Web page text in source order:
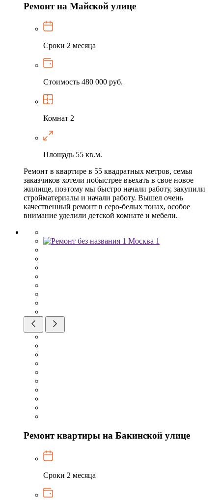
Ремонт на Майской улице
Сроки 2 месяца
Стоимость 480 000 руб.
Комнат 2
Площадь 55 кв.м.
Ремонт в квартире в 55 квадратных метров, семья
заказчиков хотели побыстрее въехать в свое новое
жилище, поэтому мы быстро начали работу, закупили
стройматериалы и начали работу. Вышел очень
качественный ремонт в серо-белых тонах, особое
внимание уделили детской комнате и мебели.
Ремонт квартиры на Бакинской улице
Сроки 2 месяца